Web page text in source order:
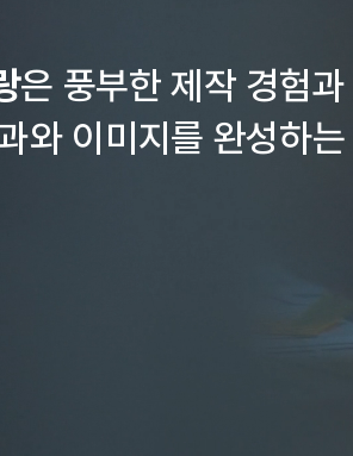
은 풍부한 제작 경험
와 이미지를 완성하